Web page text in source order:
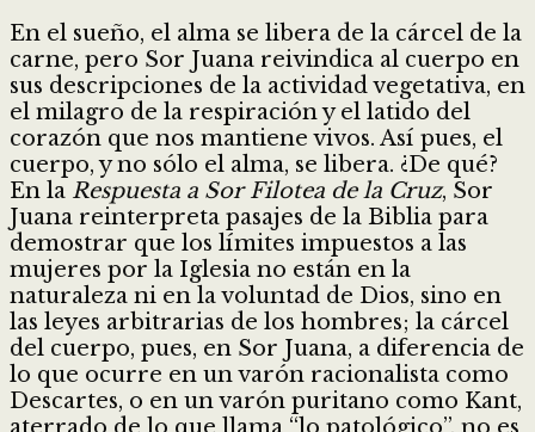
En el sueño, el alma se libera de la cárcel de la
carne, pero Sor Juana reivindica al cuerpo en
sus descripciones de la actividad vegetativa, en
el milagro de la respiración y el latido del
corazón que nos mantiene vivos. Así pues, el
cuerpo, y no sólo el alma, se libera. ¿De qué?
En la Respuesta a Sor Filotea de la Cruz, Sor
Juana reinterpreta pasajes de la Biblia para
demostrar que los límites impuestos a las
mujeres por la Iglesia no están en la
naturaleza ni en la voluntad de Dios, sino en
las leyes arbitrarias de los hombres; la cárcel
del cuerpo, pues, en Sor Juana, a diferencia de
lo que ocurre en un varón racionalista como
Descartes, o en un varón puritano como Kant,